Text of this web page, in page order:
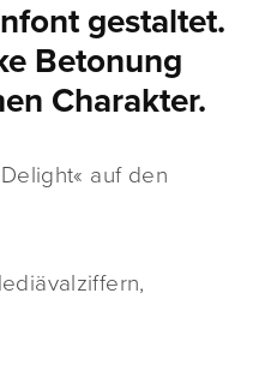
gestaltet.
Betonung
Charakter.
auf den